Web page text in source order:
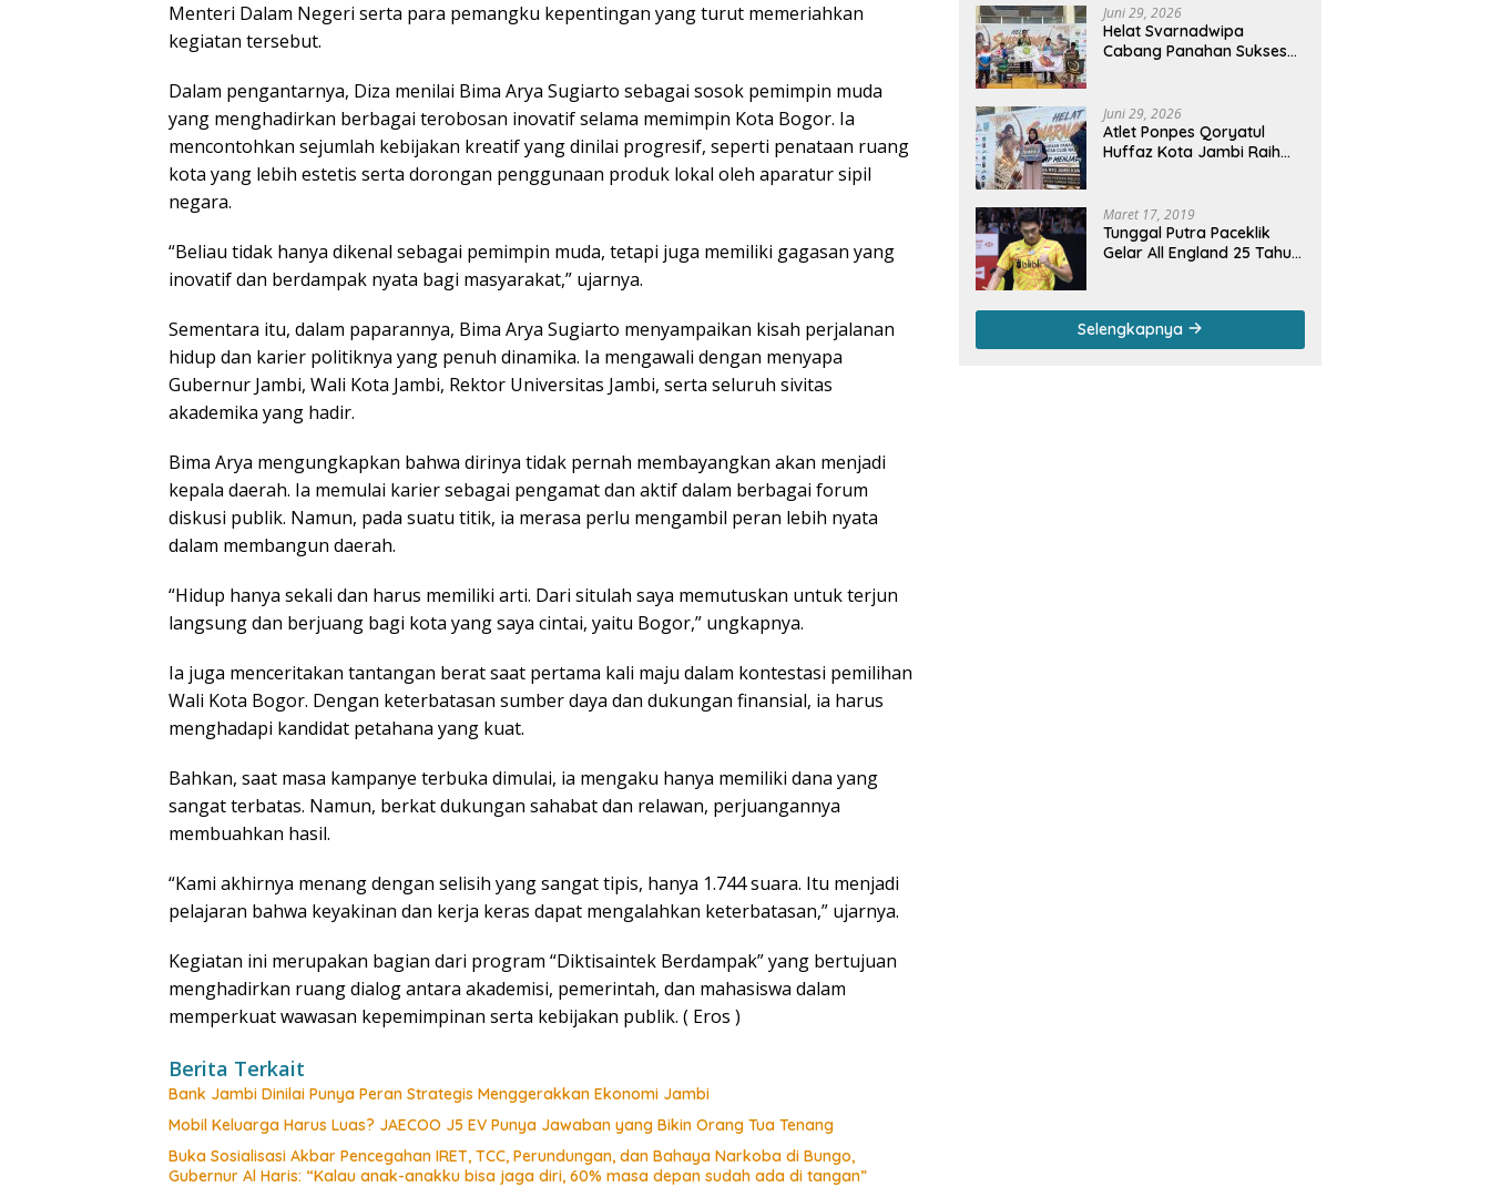
Menteri Dalam Negeri serta para pemangku kepentingan yang turut memeriahkan
kegiatan tersebut.
Dalam pengantarnya, Diza menilai Bima Arya Sugiarto sebagai sosok pemimpin muda
yang menghadirkan berbagai terobosan inovatif selama memimpin Kota Bogor. Ia
mencontohkan sejumlah kebijakan kreatif yang dinilai progresif, seperti penataan ruang
kota yang lebih estetis serta dorongan penggunaan produk lokal oleh aparatur sipil
negara.
“Beliau tidak hanya dikenal sebagai pemimpin muda, tetapi juga memiliki gagasan yang
inovatif dan berdampak nyata bagi masyarakat,” ujarnya.
Sementara itu, dalam paparannya, Bima Arya Sugiarto menyampaikan kisah perjalanan
hidup dan karier politiknya yang penuh dinamika. Ia mengawali dengan menyapa
Gubernur Jambi, Wali Kota Jambi, Rektor Universitas Jambi, serta seluruh sivitas
akademika yang hadir.
Bima Arya mengungkapkan bahwa dirinya tidak pernah membayangkan akan menjadi
kepala daerah. Ia memulai karier sebagai pengamat dan aktif dalam berbagai forum
diskusi publik. Namun, pada suatu titik, ia merasa perlu mengambil peran lebih nyata
dalam membangun daerah.
“Hidup hanya sekali dan harus memiliki arti. Dari situlah saya memutuskan untuk terjun
langsung dan berjuang bagi kota yang saya cintai, yaitu Bogor,” ungkapnya.
Ia juga menceritakan tantangan berat saat pertama kali maju dalam kontestasi pemilihan
Wali Kota Bogor. Dengan keterbatasan sumber daya dan dukungan finansial, ia harus
menghadapi kandidat petahana yang kuat.
Bahkan, saat masa kampanye terbuka dimulai, ia mengaku hanya memiliki dana yang
sangat terbatas. Namun, berkat dukungan sahabat dan relawan, perjuangannya
membuahkan hasil.
“Kami akhirnya menang dengan selisih yang sangat tipis, hanya 1.744 suara. Itu menjadi
pelajaran bahwa keyakinan dan kerja keras dapat mengalahkan keterbatasan,” ujarnya.
Kegiatan ini merupakan bagian dari program “Diktisaintek Berdampak” yang bertujuan
menghadirkan ruang dialog antara akademisi, pemerintah, dan mahasiswa dalam
memperkuat wawasan kepemimpinan serta kebijakan publik. ( Eros )
Berita Terkait
Bank Jambi Dinilai Punya Peran Strategis Menggerakkan Ekonomi Jambi
Mobil Keluarga Harus Luas? JAECOO J5 EV Punya Jawaban yang Bikin Orang Tua Tenang
Buka Sosialisasi Akbar Pencegahan IRET, TCC, Perundungan, dan Bahaya Narkoba di Bungo,
Gubernur Al Haris: “Kalau anak-anakku bisa jaga diri, 60% masa depan sudah ada di tangan”
Juni 29, 2026
Helat Svarnadwipa
Cabang Panahan Sukses
Apresiasi
Juni 29, 2026
Atlet Ponpes Qoryatul
Huffaz Kota Jambi Raih
Maret 17, 2019
Tunggal Putra Paceklik
Gelar All England 25 Tahun,
Selengkapnya